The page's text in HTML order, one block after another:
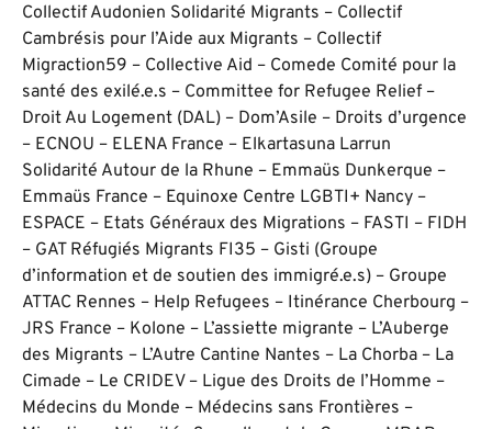
Collectif Audonien Solidarité Migrants – Collectif
Cambrésis pour l’Aide aux Migrants – Collectif
Migraction59 – Collective Aid – Comede Comité pour la
santé des exilé.e.s – Committee for Refugee Relief –
Droit Au Logement (DAL) – Dom’Asile – Droits d’urgence
– ECNOU – ELENA France – Elkartasuna Larrun
Solidarité Autour de la Rhune – Emmaüs Dunkerque –
Emmaüs France – Equinoxe Centre LGBTI+ Nancy –
ESPACE – Etats Généraux des Migrations – FASTI – FIDH
– GAT Réfugiés Migrants FI35 – Gisti (Groupe
d’information et de soutien des immigré.e.s) – Groupe
ATTAC Rennes – Help Refugees – Itinérance Cherbourg –
JRS France – Kolone – L’assiette migrante – L’Auberge
des Migrants – L’Autre Cantine Nantes – La Chorba – La
Cimade – Le CRIDEV – Ligue des Droits de l’Homme –
Médecins du Monde – Médecins sans Frontières –